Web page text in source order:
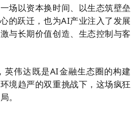
场以资本换时间、以生态筑壁垒
的跃迁，也为AI产业注入了发展
与长期价值创造、生态控制与客
英伟达既是AI金融生态圈的构建
境趋严的双重挑战下，这场疯狂
。